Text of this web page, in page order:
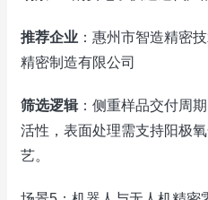
推荐企业 ：惠州市智造精密
精密制造有限公司
筛选逻辑：侧重样品交付周
活性，表面处理需支持阳极
艺。